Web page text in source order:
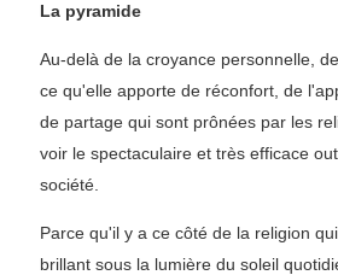
La pyramide
Au-delà de la croyance personnelle,
ce qu'elle apporte de réconfort, de
de partage qui sont prônées par les
voir le spectaculaire et très efficace
société.
Parce qu'il y a ce côté de la religion
brillant sous la lumière du soleil